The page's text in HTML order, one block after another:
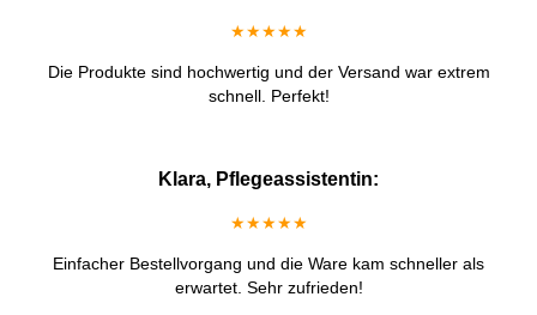
★★★★★
Die Produkte sind hochwertig und der Versand war extrem
schnell. Perfekt!
Klara, Pflegeassistentin:
★★★★★
Einfacher Bestellvorgang und die Ware kam schneller als
erwartet. Sehr zufrieden!